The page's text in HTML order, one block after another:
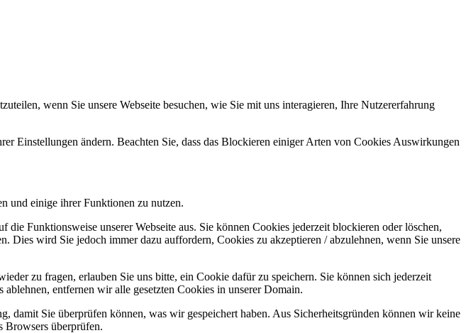
wenn Sie unsere Webseite besuchen, wie Sie mit uns interagieren, Ihre Nutzererfahrung
Einstellungen ändern. Beachten Sie, dass das Blockieren einiger Arten von Cookies Auswirkungen
und einige ihrer Funktionen zu nutzen.
Funktionsweise unserer Webseite aus. Sie können Cookies jederzeit blockieren oder löschen,
Dies wird Sie jedoch immer dazu auffordern, Cookies zu akzeptieren / abzulehnen, wenn Sie unsere
zu fragen, erlauben Sie uns bitte, ein Cookie dafür zu speichern. Sie können sich jederzeit
entfernen wir alle gesetzten Cookies in unserer Domain.
damit Sie überprüfen können, was wir gespeichert haben. Aus Sicherheitsgründen können wir keine
Browsers überprüfen.